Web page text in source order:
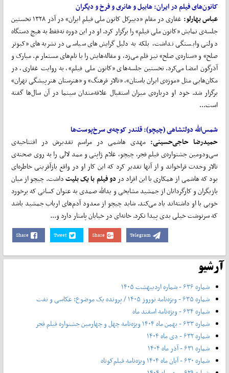
کانون‌های فیلم در ایران: هابیل و هانری و فرخ و دیگران
عباس بهارلو:
غفاری در مقام «دبیرکل‌ کانون‌ ملی‌ فیلم‌ ایران‌» در آذر ۱۳۲۸ نخستین‌
جلسه‌ی‌ نمایش «کانون‌ ملی‌ فیلم‌» را برگزار کرد. او در این‌ دوره‌ نه‌فقط‌ به‌ هیچ‌ دستگاه‌
دولتی‌ وابستگی‌ نداشت، بلکه‌ به‌ دلیل‌ گرایش‌های‌ سیاسی‌ در نشریه‌های‌ «کبوتر
صلح»‌ و «ستاره‌ی‌ صلح»‌ نیز قلم‌ می‌زد، و مقاله‌هایش‌ را با نام‌‌های مستعار م‌. مبارک‌ و
آذرگون‌ امضا می‌کرد. نخستین‌ جلسه‌های «کانون‌ ملی‌ فیلم‌»، به‌ روایت‌ غفاری‌، در
مکان‌هایی مثل «موزه‌ی‌ ایران‌ باستان‌»، «تالار فرهنگ‌» و «هنرستان‌ هنرپیشگی‌ تهران‌»
برگزار شد. خود او درباره‌ی‌ میزان استقبال‌ علاقه‌مندان‌ سینما در آن‌ سال‌ها گفته‌
است‌...
شمس‌الله دولتشاهی (چیچو): قلندر کوچه‌ی سرخ‌پوست‌ها
حمیدرضا حاجی‌حسینی: مهدی هاشمی در مراسم تقدیرش در افتتاحیه‌ی
سی‌ودومین جشنواره‌ی فیلم فجر، چیچو، غلام ژاپنی و ممد لالی را به روی صحنه‌ی
تالار وحدت فراخواند و از آن‎ها تقدیر کرد که این کار او در واقع بازآفرینی خاطره‌ای
بود که هاشمی از همکاری با این افراد در دو فیلم با یک بلیتداشت. چیچو از میان
بازیگران و کارگردانان از جمشید مشایخی و یدالله صمدی به عنوان کسانی که برخورد
خوبی با او داشته‌اند یاد می‌کند. شاید چیچو از معدود آدم‌های ارباب جمشید باشد
که سرنوشت خیلی بدی پیدا نکرد. خانه‌ای در خیابان پامنار دارد و...
Share Tweet Share Telegram
آرشیو
شماره ۶۳۶ - شماره اردیبهشت ۱۴۰۵
شماره ۶۳۵ - ویژه‌نامه نوروز ۱۴۰۵ / پرونده یک موضوع: عکاسی و نفت
شماره ۶۳۴ - ویژه‌نامه اسفند ماه
شماره ۶۳۳ - بهمن ماه ۱۴۰۴ ویژه‌نامه چهل‌ و‌ چهارمین جشنواره فیلم فجر
شماره ۶۳۲ - دی ماه ۱۴۰۴
شماره ۶۳۱ - آذر ماه ۱۴۰۴
شماره ۶۳۰ - آبان ماه ۱۴۰۴ ویژه‌نامه فیلم‌کوتاه